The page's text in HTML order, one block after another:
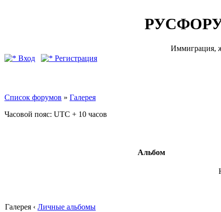
Иммиграция,
Вход
Регистрация
Список форумов » Галерея
Часовой пояс: UTC + 10 часов
Альбом
Галерея ‹ Личные альбомы